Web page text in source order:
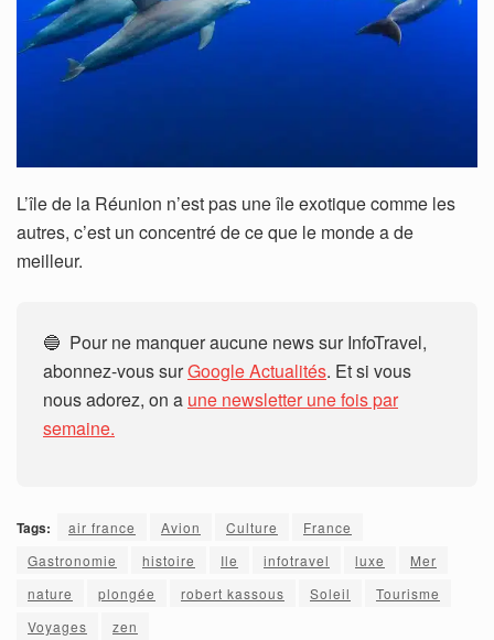
L’île de la Réunion n’est pas une île exotique comme les
autres, c’est un concentré de ce que le monde a de
meilleur.
🔵 Pour ne manquer aucune news sur InfoTravel,
abonnez-vous surGoogle Actualités. Et si vous
nous adorez, on a une newsletter une fois par
semaine.
Tags: air france Avion Culture
France
Gastronomie
histoire Ile infotravel luxe
Mer
nature
plongée robert kassous Soleil
Tourisme
Voyages
zen